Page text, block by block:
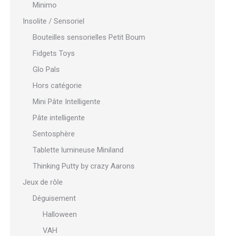
Minimo
Insolite / Sensoriel
Bouteilles sensorielles Petit Boum
Fidgets Toys
Glo Pals
Hors catégorie
Mini Pâte Intelligente
Pâte intelligente
Sentosphère
Tablette lumineuse Miniland
Thinking Putty by crazy Aarons
Jeux de rôle
Déguisement
Halloween
VAH